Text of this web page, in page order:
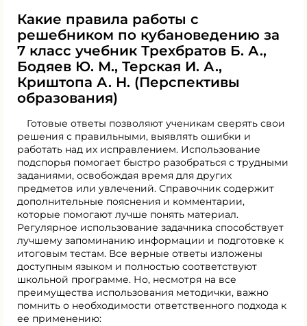
Какие правила работы с
решебником по кубановедению за
7 класс учебник Трехбратов Б. А.,
Бодяев Ю. М., Терская И. А.,
Криштопа А. Н. (Перспективы
образования)
Готовые ответы позволяют ученикам сверять свои
решения с правильными, выявлять ошибки и
работать над их исправлением. Использование
подспорья помогает быстро разобраться с трудными
заданиями, освобождая время для других
предметов или увлечений. Справочник содержит
дополнительные пояснения и комментарии,
которые помогают лучше понять материал.
Регулярное использование задачника способствует
лучшему запоминанию информации и подготовке к
итоговым тестам. Все верные ответы изложены
доступным языком и полностью соответствуют
школьной программе. Но, несмотря на все
преимущества использования методички, важно
помнить о необходимости ответственного подхода к
ее применению: